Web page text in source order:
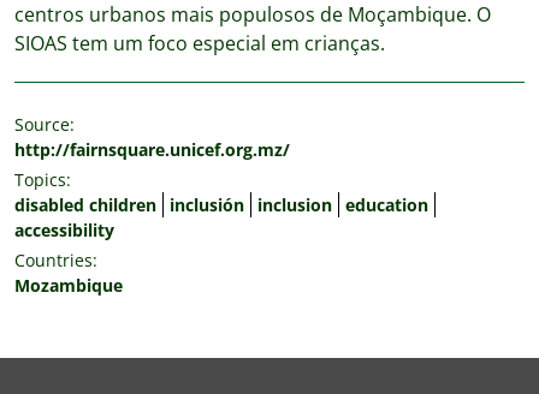
centros urbanos mais populosos de Moçambique. O
SIOAS tem um foco especial em crianças.
Source:
http://fairnsquare.unicef.org.mz/
Topics:
disabled children
inclusión inclusion education
accessibility
Countries:
Mozambique